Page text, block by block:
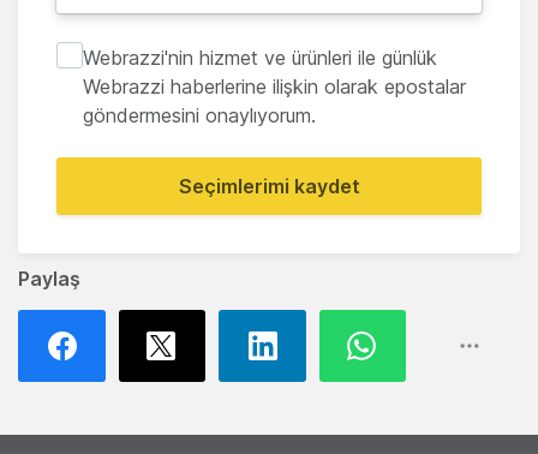
Paylaş
Webrazzi'nin hizmet ve ürünleri ile günlük
Webrazzi haberlerine ilişkin olarak epostalar
göndermesini onaylıyorum.
Seçimlerimi kaydet